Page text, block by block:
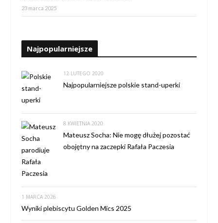
23 marca 2025
Najpopularniejsze
12 LUTEGO 2020
Najpopularniejsze polskie stand-uperki
8 KWIETNIA 2020
Mateusz Socha: Nie mogę dłużej pozostać
obojętny na zaczepki Rafała Paczesia
1 MARCA 2026
Wyniki plebiscytu Golden Mics 2025